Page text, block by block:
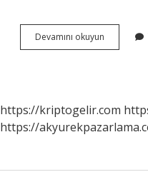
Devamını okuyun
Yataklı
https://kriptogelir.com
https://